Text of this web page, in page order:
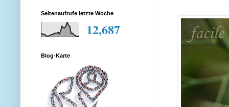
Seitenaufrufe letzte Woche
12,687
Blog-Karte